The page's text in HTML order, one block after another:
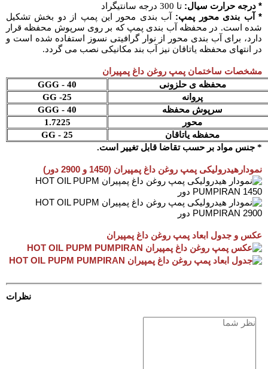
* درجه حرارت سیال: تا 300 درجه سانتیگراد
* آب بندی محور پمپ: آب بندی محور این پمپ از دو بخش تشکیل
شده است. در محفظه آب بندی پمپ که بر روی سرپوش محفظه قرار
دارد، برای آب بندی محور از نوار گرافیتی نسوز استفاده شده است و
در انتهای محفظه یاتاقان نیز آب بند مکانیکی نصب می گردد.
مشخصات ساختمان پمپ روغن داغ پمپیران
محفظه ی حلزونی
GGG - 40
پروانه
GG -25
سرپوش محفظه
GGG - 40
محور
1.7225
محفظه یاتاقان
GG - 25
* جنس مواد بر حسب تقاضا قابل تغییر است.
نمودارهیدرولیکی پمپ روغن داغ پمپیران (1450 و 2900 دور)
عکس و جدول ابعاد پمپ روغن داغ پمپیران
نظرات